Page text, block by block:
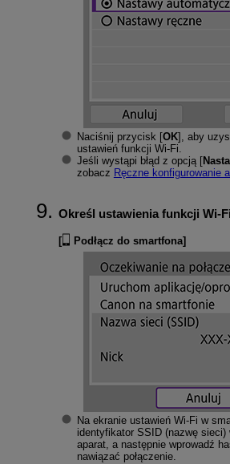
Naciśnij przycisk [OK], aby
ustawień funkcji Wi-Fi.
Jeśli wystąpi błąd z opcją [
zobacz Ręczne konfigurowanie
Określ ustawienia funkcji Wi-Fi
[ Podłącz do smartfona]
Na ekranie ustawień Wi-Fi w
identyfikator SSID (nazwę sieci)
aparat, a następnie wprowadź
nawiązać połączenie.